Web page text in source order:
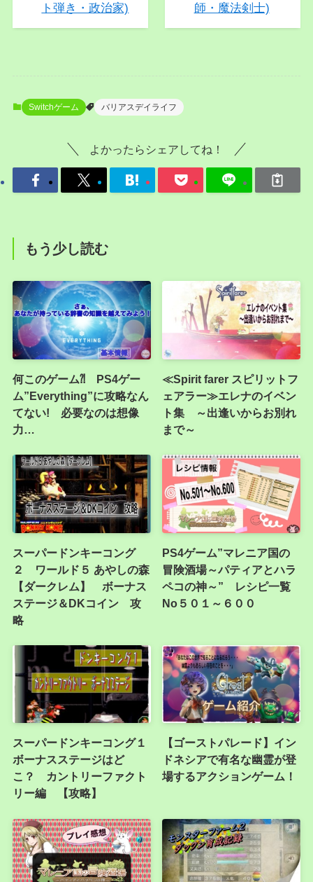
ト弾き・政治家)
師・魔法剣士)
Switchゲーム バリアスデイライフ
よかったらシェアしてね！
もう少し読む
何このゲーム⁈ PS4ゲー
ム”Everything”に攻略なん
てない! 必要なのは想像
力…
≪Spirit farer スピリットフ
ェアラー≫エレナのイベン
ト集 ～出逢いからお別れ
まで～
スーパードンキーコング
２ ワールド５ あやしの森
【ダークレム】 ボーナス
ステージ＆DKコイン 攻
略
PS4ゲーム”マレニア国の
冒険酒場～パティアとハラ
ペコの神～” レシピ一覧
No５０１～６００
スーパードンキーコング１
ボーナスステージはど
こ？ カントリーファクト
リー編 【攻略】
【ゴーストパレード】イン
ドネシアで有名な幽霊が登
場するアクションゲーム！